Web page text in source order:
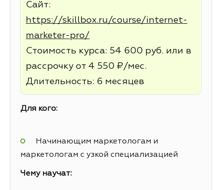
Сайт:
https://skillbox.ru/course/internet-
marketer-pro/
Стоимость курса: 54 600 руб. или в
рассрочку от 4 550 ₽/мес.
Длительность: 6 месяцев
Для кого:
Начинающим маркетологам и
маркетологам с узкой специализацией
Чему научат: